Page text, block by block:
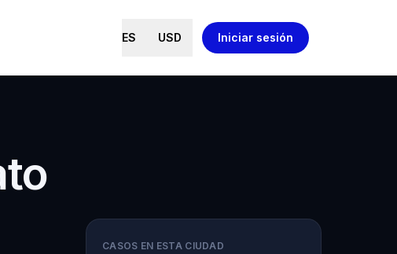
ES USD Iniciar sesión
CASOS EN ESTA CIUDAD